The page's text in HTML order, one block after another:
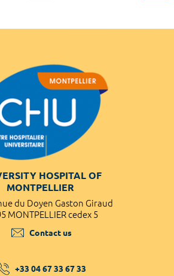
HOSPITAL OF
MONTPELLIER
du Doyen Gaston Giraud
MONTPELLIER cedex 5
Contact us
+33 04 67 33 67 33